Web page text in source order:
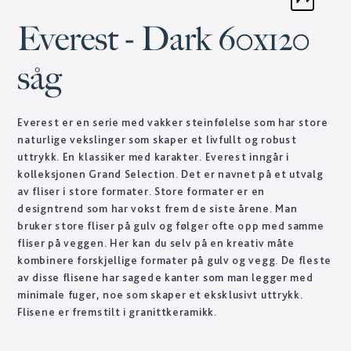
Everest - Dark 60x120
såg
Everest er en serie med vakker steinfølelse som har store
naturlige vekslinger som skaper et livfullt og robust
uttrykk. En klassiker med karakter. Everest inngår i
kolleksjonen Grand Selection. Det er navnet på et utvalg
av fliser i store formater. Store formater er en
designtrend som har vokst frem de siste årene. Man
bruker store fliser på gulv og følger ofte opp med samme
fliser på veggen. Her kan du selv på en kreativ måte
kombinere forskjellige formater på gulv og vegg. De fleste
av disse flisene har sagede kanter som man legger med
minimale fuger, noe som skaper et eksklusivt uttrykk.
Flisene er fremstilt i granittkeramikk.